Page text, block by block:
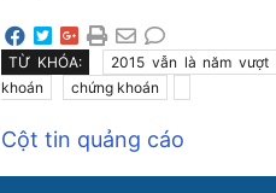
TỪ KHÓA: 2015 vẫn là năm vượt
khoán
chứng khoán
Cột tin quảng cáo